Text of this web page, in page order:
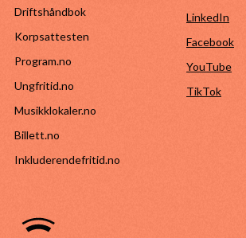
Driftshåndbok
Korpsattesten
Program.no
Ungfritid.no
Musikklokaler.no
Billett.no
Inkluderendefritid.no
LinkedIn
Facebook
YouTube
TikTok